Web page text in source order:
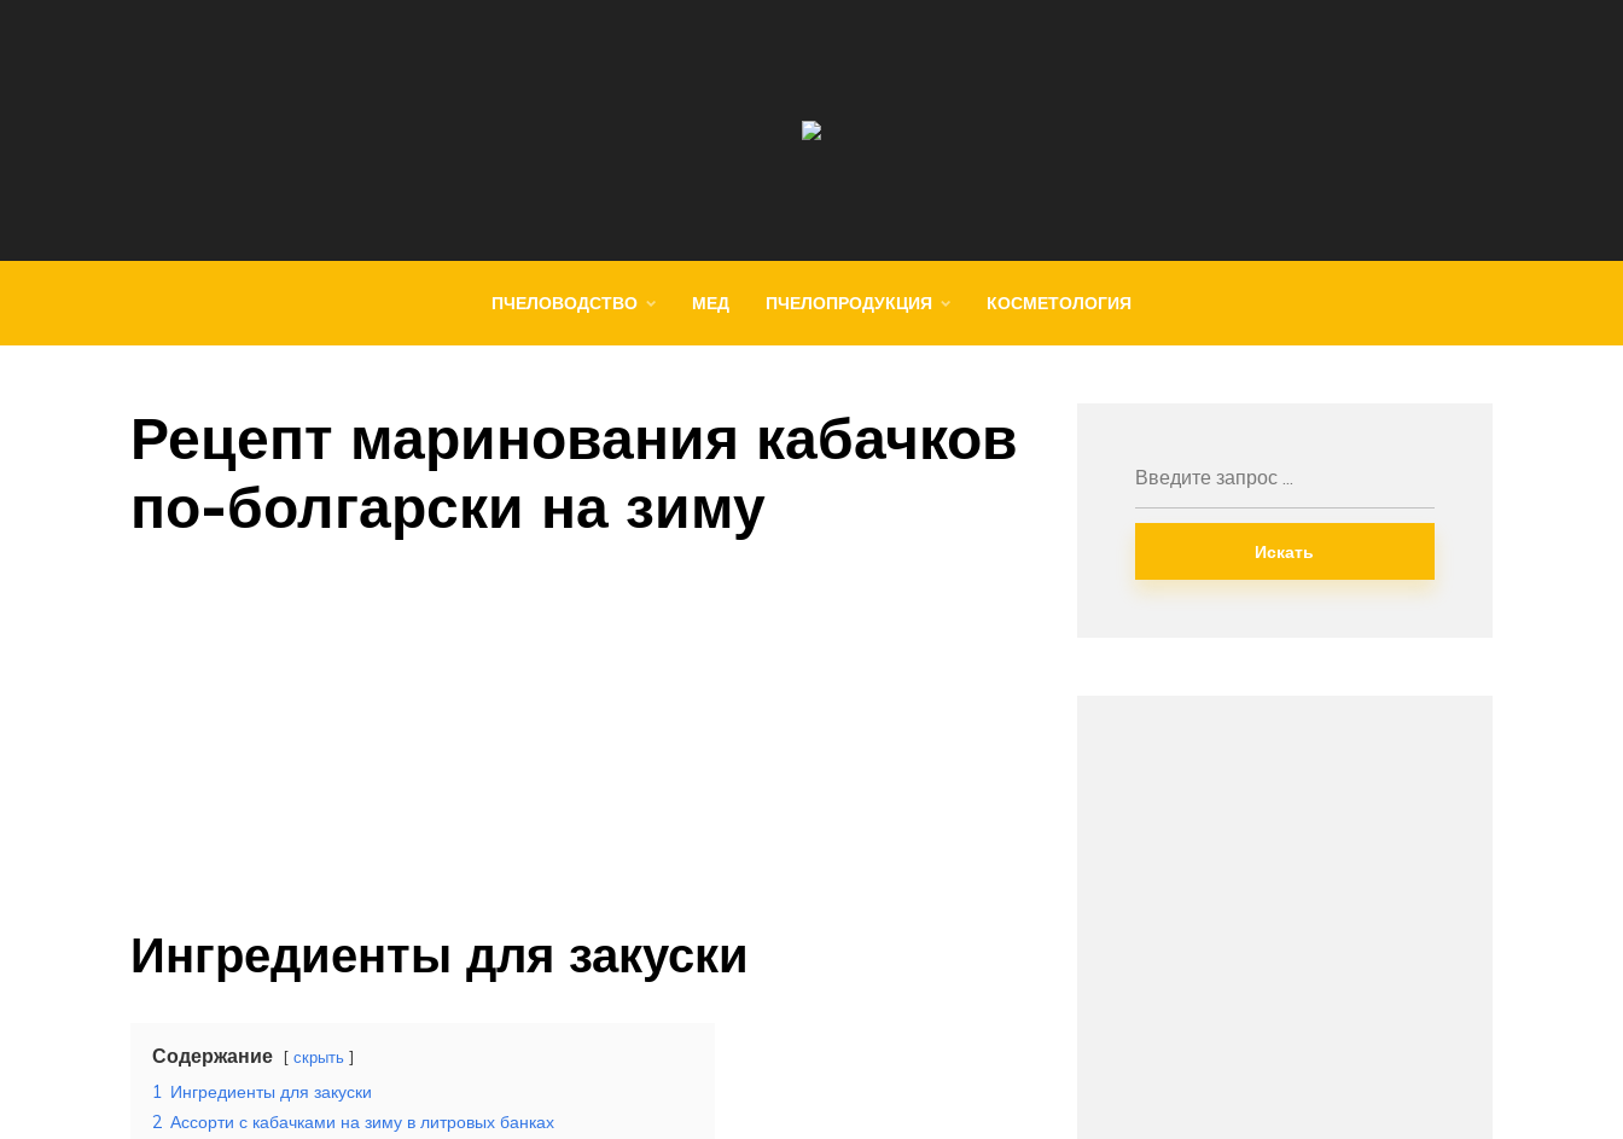
ПЧЕЛОВОДСТВО МЕД ПЧЕЛОПРОДУКЦИЯ КОСМЕТОЛОГИЯ
Рецепт маринования кабачков
по-болгарски на зиму
Ингредиенты для закуски
Содержание скрыть
1 Ингредиенты для закуски
2 Ассорти с кабачками на зиму в литровых банках
Искать